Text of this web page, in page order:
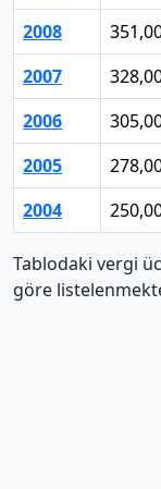
2008
2007
2006
2005
2004
Tablodaki vergi
göre